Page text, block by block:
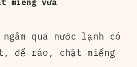
qua nước lạnh có
để ráo, chặt miếng